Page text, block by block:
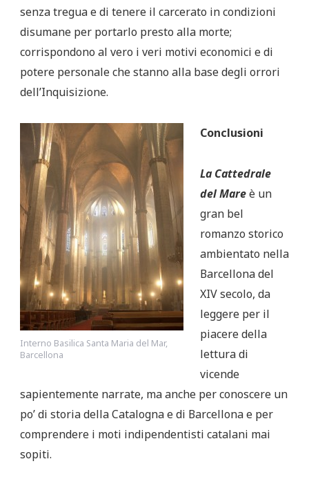
senza tregua e di tenere il carcerato in condizioni
disumane per portarlo presto alla morte;
corrispondono al vero i veri motivi economici e di
potere personale che stanno alla base degli orrori
dell’Inquisizione.
Interno Basilica Santa Maria del Mar,
Barcellona
Conclusioni
La Cattedrale
del Mareè un
gran bel
romanzo storico
ambientato nella
Barcellona del
XIV secolo, da
leggere per il
piacere della
lettura di
vicende
sapientemente narrate, ma anche per conoscere un
po’ di storia della Catalogna e di Barcellona e per
comprendere i moti indipendentisti catalani mai
sopiti.